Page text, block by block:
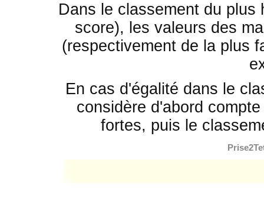
Dans le classement du
score), les valeurs des
(respectivement de la plus
En cas d'égalité dans le
considère d'abord
fortes, puis le